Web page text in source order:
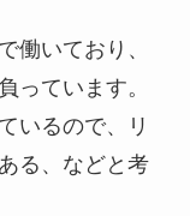
働いており、
っています。
いるので、リ
る、などと考